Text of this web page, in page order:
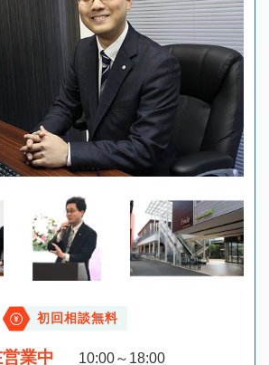
初回相談無料
業中 10:00～18:00